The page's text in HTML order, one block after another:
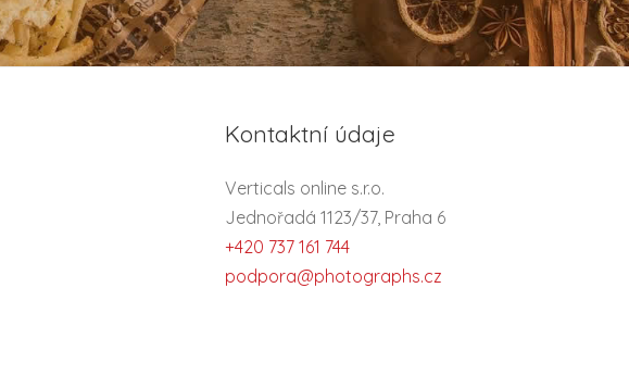
Kontaktní údaje
Verticals online s.r.o.
Jednořadá 1123/37, Praha 6
+420 737 161 744
podpora@photographs.cz